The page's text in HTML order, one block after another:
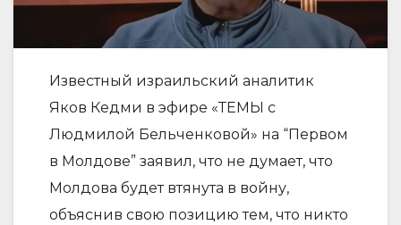
Известный израильский аналитик
Яков Кедми в эфире «ТЕМЫ с
Людмилой Бельченковой» на “Первом
в Молдове” заявил, что не думает, что
Молдова будет втянута в войну,
объяснив свою позицию тем, что никто